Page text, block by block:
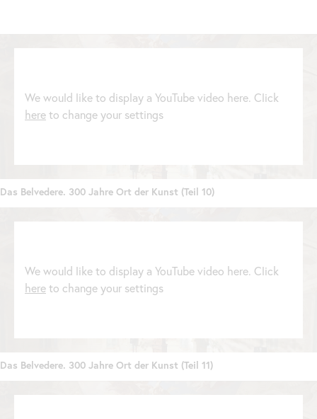
We would like to display a YouTube video here. Click
here to change your settings
Das Belvedere. 300 Jahre Ort der Kunst (Teil 10)
We would like to display a YouTube video here. Click
here to change your settings
Das Belvedere. 300 Jahre Ort der Kunst (Teil 11)